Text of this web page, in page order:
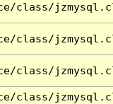
class/
class/
class/
class/